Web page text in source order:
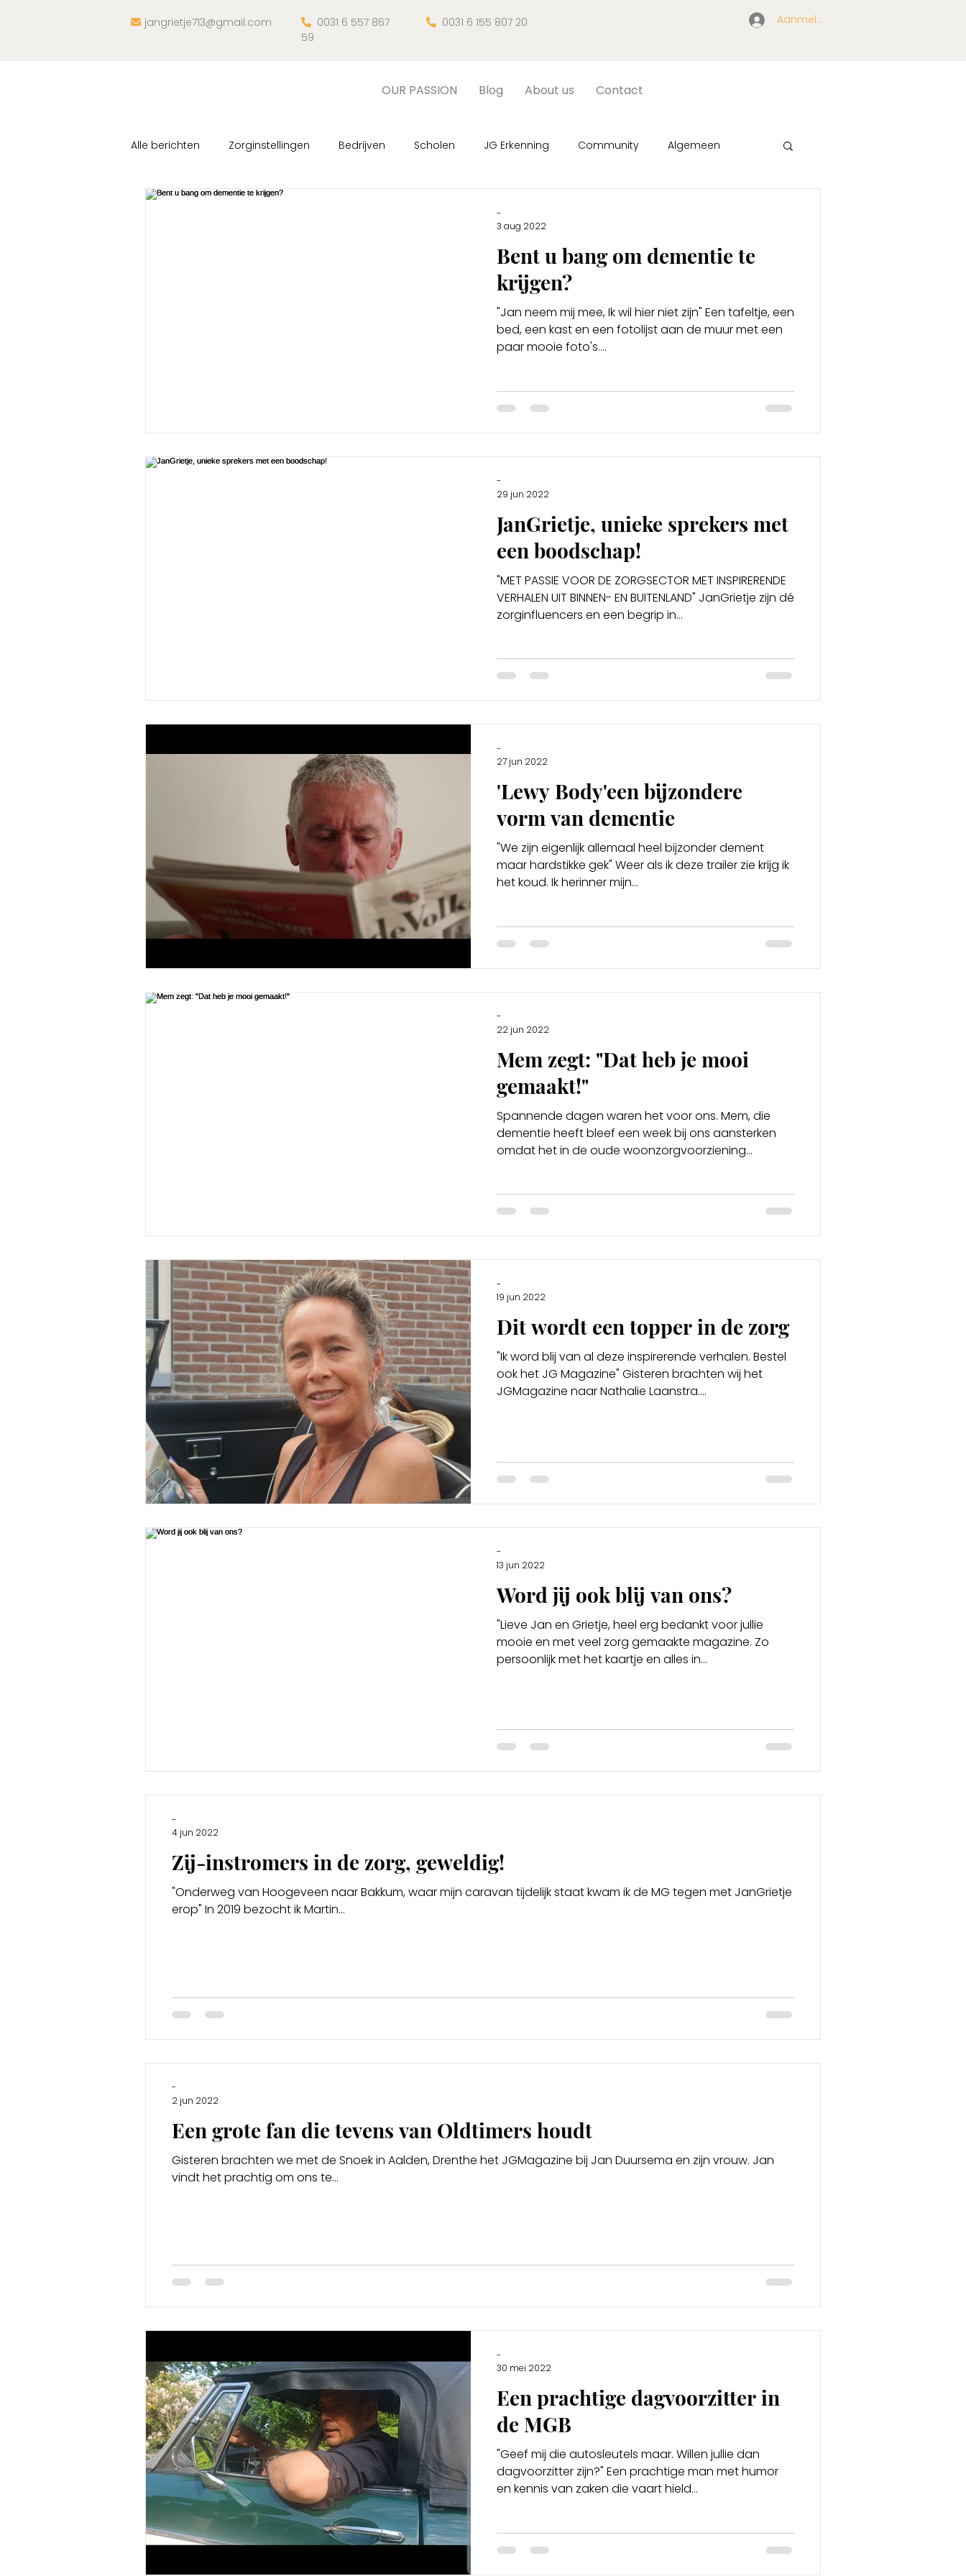
 jangrietje713@gmail.com 
0031 6 557 867
59
 0031 6 155 807 20 Aanmelden/ inloggen
OUR PASSION Blog About us Contact
Alle berichten Zorginstellingen Bedrijven Scholen JG Erkenning Community Algemeen
Bent u bang om dementie te
krijgen?
"Jan neem mij mee, Ik wil hier niet zijn" Een tafeltje, een
bed, een kast en een fotolijst aan de muur met een
paar mooie foto's....
-
3 aug 2022
JanGrietje, unieke sprekers met
een boodschap!
"MET PASSIE VOOR DE ZORGSECTOR MET INSPIRERENDE
VERHALEN UIT BINNEN- EN BUITENLAND" JanGrietje zijn dé
zorginfluencers en een begrip in...
-
29 jun 2022
'Lewy Body'een bijzondere
vorm van dementie
"We zijn eigenlijk allemaal heel bijzonder dement
maar hardstikke gek" Weer als ik deze trailer zie krijg ik
het koud. Ik herinner mijn...
-
27 jun 2022
Mem zegt: "Dat heb je mooi
gemaakt!"
Spannende dagen waren het voor ons. Mem, die
dementie heeft bleef een week bij ons aansterken
omdat het in de oude woonzorgvoorziening...
-
22 jun 2022
Dit wordt een topper in de zorg
"Ik word blij van al deze inspirerende verhalen. Bestel
ook het JG Magazine" Gisteren brachten wij het
JGMagazine naar Nathalie Laanstra....
-
19 jun 2022
Word jij ook blij van ons?
"Lieve Jan en Grietje, heel erg bedankt voor jullie
mooie en met veel zorg gemaakte magazine. Zo
persoonlijk met het kaartje en alles in...
-
13 jun 2022
Zij-instromers in de zorg, geweldig!
"Onderweg van Hoogeveen naar Bakkum, waar mijn caravan tijdelijk staat kwam ik de MG tegen met JanGrietje
erop" In 2019 bezocht ik Martin...
-
4 jun 2022
Een grote fan die tevens van Oldtimers houdt
Gisteren brachten we met de Snoek in Aalden, Drenthe het JGMagazine bij Jan Duursema en zijn vrouw. Jan
vindt het prachtig om ons te...
-
2 jun 2022
Een prachtige dagvoorzitter in
de MGB
"Geef mij die autosleutels maar. Willen jullie dan
dagvoorzitter zijn?" Een prachtige man met humor
en kennis van zaken die vaart hield...
-
30 mei 2022